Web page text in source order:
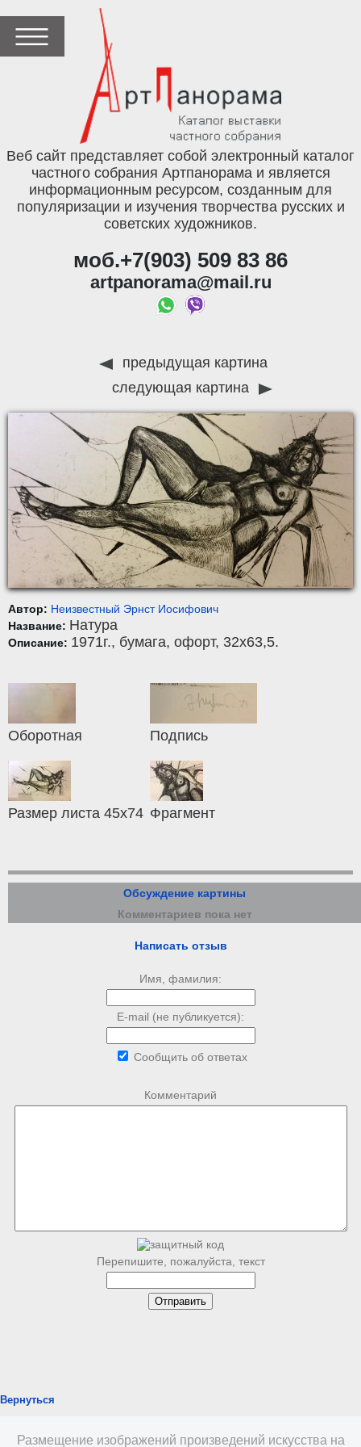
Веб сайт представляет собой электронный каталог
частного собрания Артпанорама и является
информационным ресурсом, созданным для
популяризации и изучения творчества русских и
советских художников.
моб.+7(903) 509 83 86
artpanorama@mail.ru
предыдущая картина
следующая картина
Автор: Неизвестный Эрнст Иосифович
Название: Натура
Описание: 1971г., бумага, офорт, 32x63,5.
Оборотная Подпись
Размер листа 45х74 Фрагмент
Обсуждение картины
Комментариев пока нет
Написать отзыв
Имя, фамилия:
E-mail (не публикуется):
Сообщить об ответах
Комментарий
Перепишите, пожалуйста, текст
Вернуться
Размещение изображений произведений искусства на